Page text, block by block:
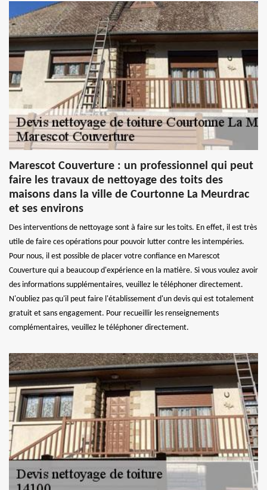
Marescot Couverture : un professionnel qui peut
faire les travaux de nettoyage des toits des
maisons dans la ville de Courtonne La Meurdrac
et ses environs
Des interventions de nettoyage sont à faire sur les toits. En effet, il est très
utile de faire ces opérations pour pouvoir lutter contre les intempéries.
Pour nous, il est possible de placer votre confiance en Marescot
Couverture qui a beaucoup d'expérience en la matière. Si vous voulez avoir
des informations supplémentaires, veuillez le téléphoner directement.
N'oubliez pas qu'il peut faire l'établissement d'un devis qui est totalement
gratuit et sans engagement. Pour recueillir les renseignements
complémentaires, veuillez le téléphoner directement.